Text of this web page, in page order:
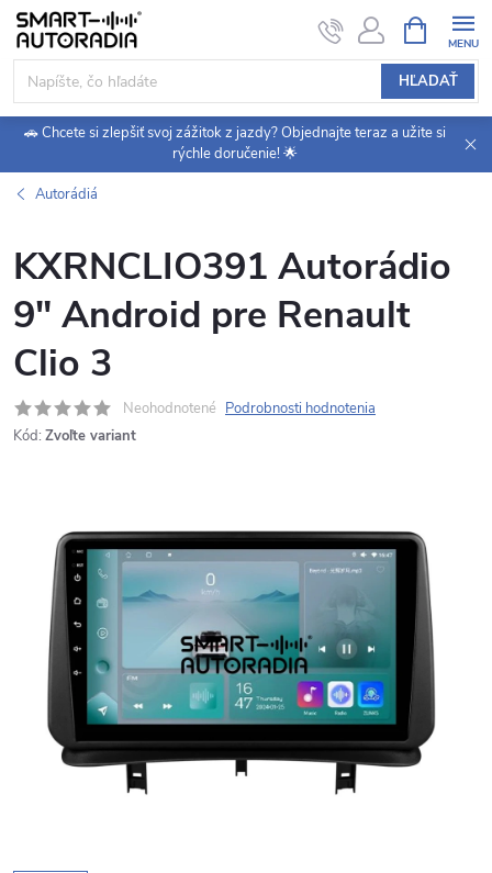
Prejsť
obsah
HĽADAŤ
KOŠÍK
🚗 Chcete si zlepšiť svoj zážitok z jazdy? Objednajte teraz a užite si
rýchle doručenie! 🌟
Autorádiá
KXRNCLIO391 Autorádio
9" Android pre Renault
Clio 3
Neohodnotené Podrobnosti hodnotenia
Kód: Zvoľte variant